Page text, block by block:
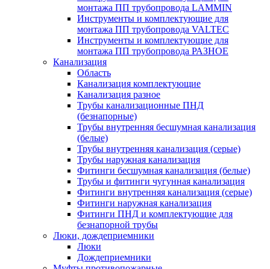
монтажа ПП трубопровода LAMMIN
Инструменты и комплектующие для
монтажа ПП трубопровода VALTEC
Инструменты и комплектующие для
монтажа ПП трубопровода РАЗНОЕ
Канализация
Область
Канализация комплектующие
Канализация разное
Трубы канализационные ПНД
(безнапорные)
Трубы внутренняя бесшумная канализация
(белые)
Трубы внутренняя канализация (серые)
Трубы наружная канализация
Фитинги бесшумная канализация (белые)
Трубы и фитинги чугунная канализация
Фитинги внутренняя канализация (серые)
Фитинги наружная канализация
Фитинги ПНД и комплектующие для
безнапорной трубы
Люки, дождеприемники
Люки
Дождеприемники